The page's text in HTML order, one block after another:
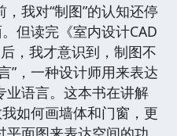
我对“制图”的认知还停
但读完《室内设计CAD
，我才意识到，制图不
”，一种设计师用来表达
业语言。这本书在讲解
如何画墙体和门窗，更